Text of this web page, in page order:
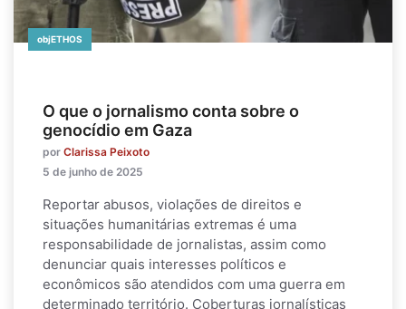
objETHOS
O que o jornalismo conta sobre o
genocídio em Gaza
por Clarissa Peixoto
5 de junho de 2025
Reportar abusos, violações de direitos e
situações humanitárias extremas é uma
responsabilidade de jornalistas, assim como
denunciar quais interesses políticos e
econômicos são atendidos com uma guerra em
determinado território. Coberturas jornalísticas